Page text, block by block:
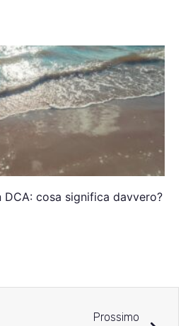
DCA: cosa significa davvero?
Prossimo